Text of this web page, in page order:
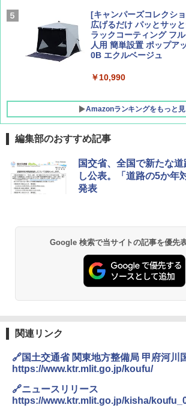
[キャンパーズコレクシ
広げるだけ パッとサッ
ラックコーティング フ
人用 簡単設置 ポップア
0B エクルベージュ
￥10,990
Amazonランキングをもっと
BUNDOK(バンドック)ソ
-08EX カーキ ソロキャ
レーム テント
026リニューアル 急速冷
コンパクト 保冷力長持ち
￥2,980
￥6,459
熊撃退スプレー 熊よけス
【日本企業販売】超強力
編集部のおすすめ記事
国交省、全国で新たな
し公表。「道路の5か年
発表
Google 検索で当サイトの記事を優先
関連リンク
🔗国土交通省 関東地方整備局 甲府河川
https://www.ktr.mlit.go.jp/koufu/
🔗ニュースリリース
https://www.ktr.mlit.go.jp/kisha/